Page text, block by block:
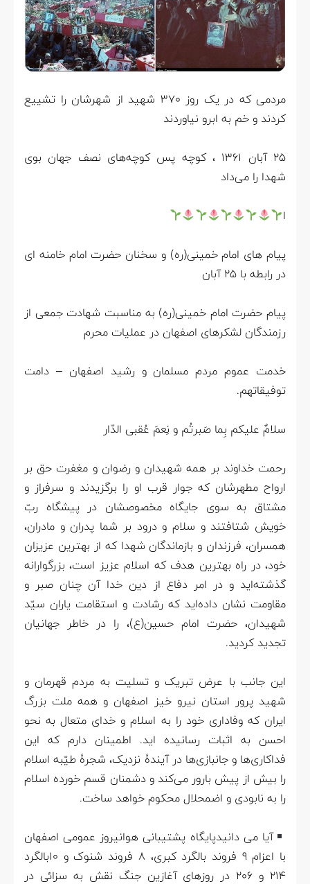
مردمی که در یک روز ۳۷۰ شهید از شهرشان را تشییع
کردند و خم به ابرو نیاوردند
۲۵ آبان ۱۳۶۱ ، کوچه پس کوچه‌های نصف جهان بوی
شهدا را می‌داد
ا
پیام های امام خمینی(ره) و سخنان حضرت امام خامنه ای
در رابطه با 25 آبان
پیام حضرت امام خمینی(ره) به مناسبت شهادت جمعی از
رزمندگان لشکرهای اصفهان در عملیات محرم
خدمت عموم مردم مسلمان و رشید اصفهان – دامت
توفیقاتهم.
سلامٌ علیکم بِما صَبرتُم و نِعمَ عُقبی الدّار
رحمت خداوند بر همه شهیدان و رضوان و مغفرت حق بر
ارواح مطهرشان که جوار قرب او را برگزیدند و سرفراز و
مشتاق به سوی جایگاه مخصوصشان در پیشگاه ربّ
خویش شتافتند و سلام و درود بر شما پدران و مادران،
همسران، فرزندان و بازماندگان شهدا که از بهترین عزیزان
خود، در راه بهترین هدف که اسلام عزیز است، بزرگوارانه
گذشته‌اید و در امر دفاع از دین خدا آن چنان صبر و
مقاومت نشان داده‌اید که رشادت و استقامت یاران سیّد
شهیدان، حضرت امام حسین(ع)، را در خاطر جهانیان
تجدید کردید.
این جانب با عرض تبریک و تسلیت به مردم قهرمان و
شهید پرور استان نیرو خیز اصفهان و همه ملت بزرگ
ایران که وفاداری خود را به اسلام و خدای متعال به نحو
احسن به اثبات رسانیده اید. اطمینان دارم که این
فداکاری‌ها و جانبازی‌ها در آیندۀ نزدیک، شجرۀ طیّبه اسلام
را بیش از پیش بارور می‌کند و دشمنان قسم خورده اسلام
را به نابودی و اضمحلال محکوم خواهد ساخت.
آیا می دانیدپایگاه پشتیبانی هوانیروز عمومی اصفهان
با اعزام 9 فروند بالگرد کبری، 8 فروند شنوک و 10بالگرد
214 و 206 در روزهای آغازین جنگ نقش به سزائی در